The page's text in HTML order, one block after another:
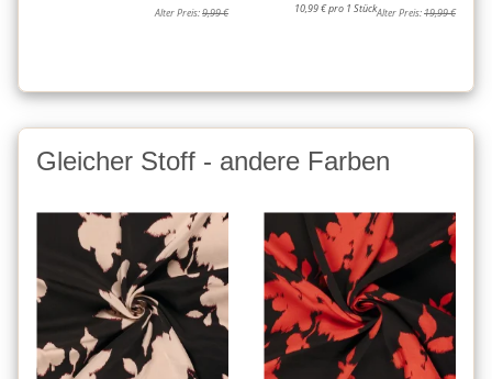
Alter Preis:9,99 € 10,99 € pro 1 StückAlter Preis:19,99 €
Gleicher Stoff - andere Farben